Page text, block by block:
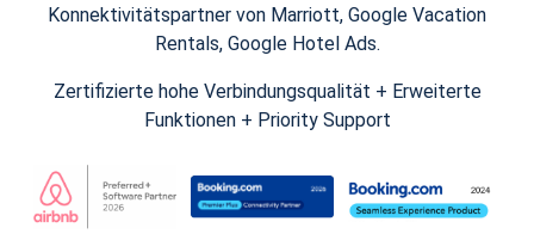
Konnektivitätspartner von Marriott, Google Vacation
Rentals, Google Hotel Ads.
Zertifizierte hohe Verbindungsqualität + Erweiterte
Funktionen + Priority Support